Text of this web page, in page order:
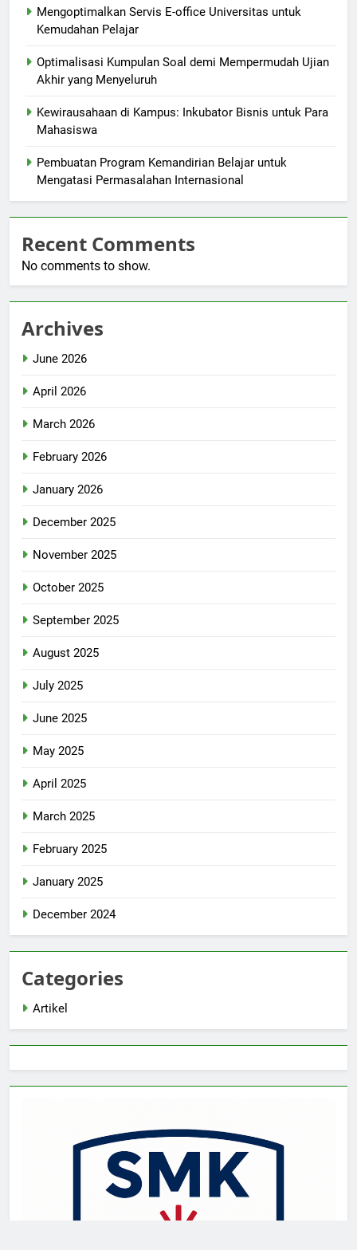
Mengoptimalkan Servis E-office Universitas untuk
Kemudahan Pelajar
Optimalisasi Kumpulan Soal demi Mempermudah Ujian
Akhir yang Menyeluruh
Kewirausahaan di Kampus: Inkubator Bisnis untuk Para
Mahasiswa
Pembuatan Program Kemandirian Belajar untuk
Mengatasi Permasalahan Internasional
Recent Comments
No comments to show.
Archives
June 2026
April 2026
March 2026
February 2026
January 2026
December 2025
November 2025
October 2025
September 2025
August 2025
July 2025
June 2025
May 2025
April 2025
March 2025
February 2025
January 2025
December 2024
Categories
Artikel